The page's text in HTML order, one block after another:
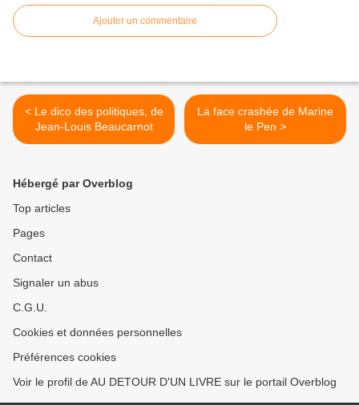
Ajouter un commentaire
< Le dico des politiques, de
Jean-Louis Beaucarnot
La face crashée de Marine
le Pen >
Hébergé par Overblog
Top articles
Pages
Contact
Signaler un abus
C.G.U.
Cookies et données personnelles
Préférences cookies
Voir le profil de AU DETOUR D'UN LIVRE sur le portail Overblog